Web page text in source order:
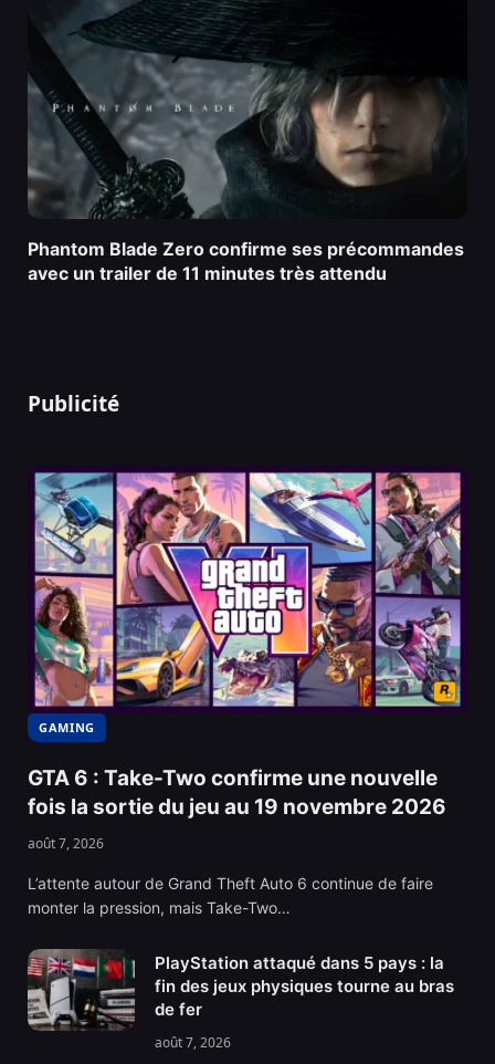
Phantom Blade Zero confirme ses précommandes
avec un trailer de 11 minutes très attendu
Publicité
GAMING
GTA 6 : Take-Two confirme une nouvelle
fois la sortie du jeu au 19 novembre 2026
août 7, 2026
L’attente autour de Grand Theft Auto 6 continue de faire
monter la pression, mais Take-Two…
PlayStation attaqué dans 5 pays : la
fin des jeux physiques tourne au bras
de fer
août 7, 2026